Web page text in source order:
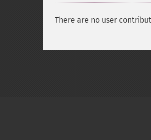
There are no user